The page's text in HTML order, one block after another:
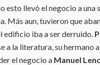
esto llevó el negocio a una
Más aun, tuvieron que
edificio iba a ser derruido.
a la literatura, su hermano
el negocio a Manuel